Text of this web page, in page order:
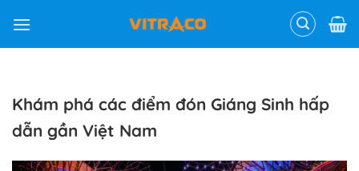
content
Khám phá các điểm đón Giáng Sinh hấp
dẫn gần Việt Nam